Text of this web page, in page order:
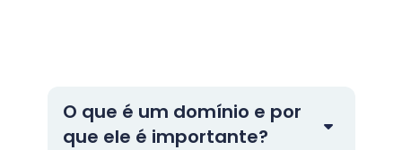
O que é um domínio e por
que ele é importante?